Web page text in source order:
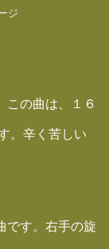
ジ
この曲は、１６
。辛く苦しい
です。右手の旋